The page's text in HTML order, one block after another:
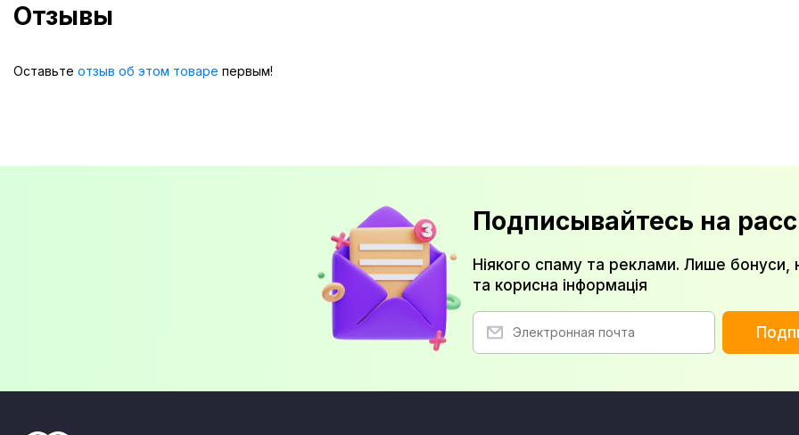
Отзывы
Оставьте отзыв об этом товаре первым!
Подписывайтесь на
Ніякого спаму та реклами. Лише бонуси,
та корисна інформація